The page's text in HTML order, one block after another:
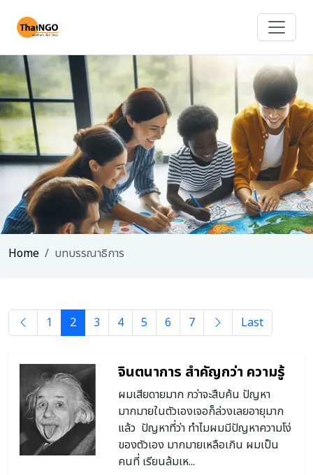
Home บทบรรณาธิการ
1 2 3 4 5 6 7 Last
จินตนาการ สำคัญกว่า ความรู้
ผมเสียดายมาก กว่าจะสืบค้น ปัญหา
มากมายในตัวเองเจอก็ล่วงเลยอายุมาก
แล้ว ปัญหาที่ว่า ทำไมผมมีปัญหาความโง่
ของตัวเอง มากมายเหลือเกิน ผมเป็น
คนที่ เรียนล้มเห...